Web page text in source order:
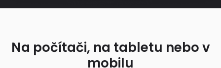
Na počítači, na tabletu nebo v
mobilu